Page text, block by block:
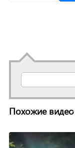
Похожие видео